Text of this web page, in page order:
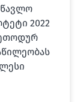
2022